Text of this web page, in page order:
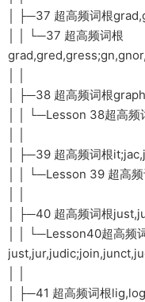
│ ├─37 超高频词根
│ │ └─37 超高频词根
│ ├─38 超高频词根
│ │ └─Lesson 38超高
│ ├─39 超高频词根
│ │ └─Lesson 39 超高
│ ├─40 超高频词根
│ │ └─Lesson40超高频
│ ├─41 超高频词根